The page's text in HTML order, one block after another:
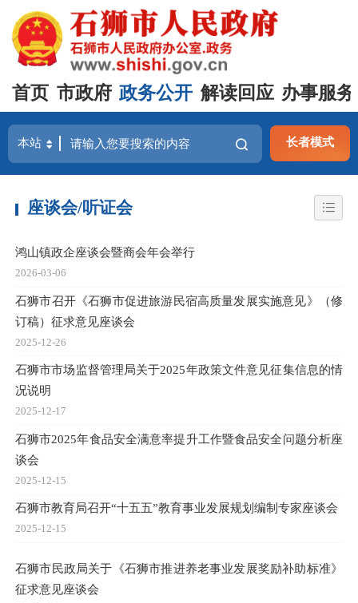
首页 市政府 政务公开 解读回应 办事服务
长者模式
座谈会/听证会
鸿山镇政企座谈会暨商会年会举行
2026-03-06
石狮市召开《石狮市促进旅游民宿高质量发展实施意见》（修
订稿）征求意见座谈会
2025-12-26
石狮市市场监督管理局关于2025年政策文件意见征集信息的情
况说明
2025-12-17
石狮市2025年食品安全满意率提升工作暨食品安全问题分析座
谈会
2025-12-15
石狮市教育局召开“十五五”教育事业发展规划编制专家座谈会
2025-12-15
石狮市民政局关于《石狮市推进养老事业发展奖励补助标准》
征求意见座谈会